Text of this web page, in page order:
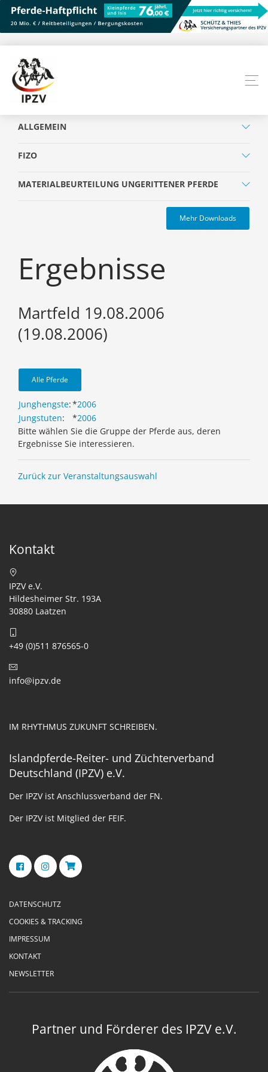
ALLGEMEIN
FIZO
MATERIALBEURTEILUNG UNGERITTENER PFERDE
Mehr Downloads
Ergebnisse
Martfeld 19.08.2006
(19.08.2006)
Alle Pferde
Junghengste:*2006
Jungstuten: *2006
Bitte wählen Sie die Gruppe der Pferde aus, deren
Ergebnisse Sie interessieren.
Zurück zur Veranstaltungsauswahl
Kontakt
IPZV e.V.
Hildesheimer Str. 193A
30880 Laatzen
+49 (0)511 876565-0
info@ipzv.de
IM RHYTHMUS ZUKUNFT SCHREIBEN.
Islandpferde-Reiter- und Züchterverband
Deutschland (IPZV) e.V.
Der IPZV ist Anschlussverband der FN.
Der IPZV ist Mitglied der FEIF.
DATENSCHUTZ
COOKIES & TRACKING
IMPRESSUM
KONTAKT
NEWSLETTER
Partner und Förderer des IPZV e.V.